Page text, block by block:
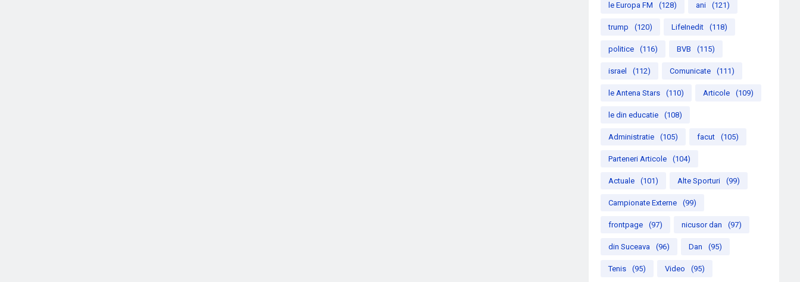
le Europa FM (128) ani (121)
trump (120) LifeInedit (118)
politice (116) BVB (115)
israel (112) Comunicate (111)
le Antena Stars (110) Articole (109)
le din educatie (108)
Administratie (105) facut (105)
Parteneri Articole (104)
Actuale (101) Alte Sporturi (99)
Campionate Externe (99)
frontpage (97) nicusor dan (97)
din Suceava (96) Dan (95)
Tenis (95) Video (95)